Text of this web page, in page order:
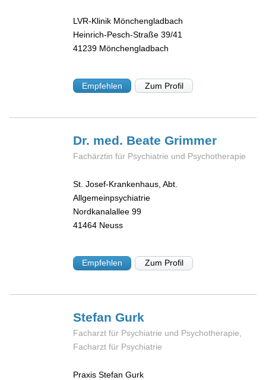
LVR-Klinik Mönchengladbach
Heinrich-Pesch-Straße 39/41
41239 Mönchengladbach
Empfehlen Zum Profil
Dr. med. BeateGrimmer
Fachärztin für Psychiatrie und Psychotherapie
St. Josef-Krankenhaus, Abt.
Allgemeinpsychiatrie
Nordkanalallee 99
41464 Neuss
Empfehlen Zum Profil
StefanGurk
Facharzt für Psychiatrie und Psychotherapie,
Facharzt für Psychiatrie
Praxis Stefan Gurk